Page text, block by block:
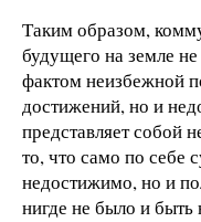
Таким образом,
будущего на земле
фактом неизбежной
достижений, но и
представляет собой
то, что само по себе
недостижимо, но и
нигде не было и